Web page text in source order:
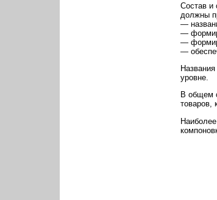
Состав и
должны
—
—
—
—
уровне.
В общем
товаров,